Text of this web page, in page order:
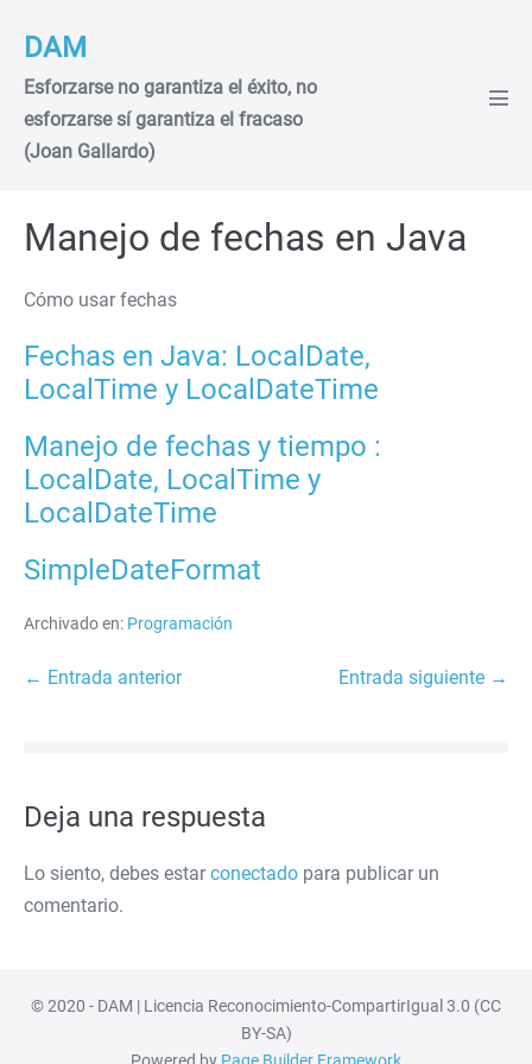
contenido
DAM
Esforzarse no garantiza el éxito, no
esforzarse sí garantiza el fracaso
(Joan Gallardo)
Manejo de fechas en Java
Cómo usar fechas
Fechas en Java: LocalDate,
LocalTime y LocalDateTime
Manejo de fechas y tiempo :
LocalDate, LocalTime y
LocalDateTime
SimpleDateFormat
Archivado en: Programación
Navegación
← Entrada anterior Entrada siguiente →
Deja una respuesta
Lo siento, debes estarconectado para publicar un
comentario.
© 2020 - DAM | Licencia Reconocimiento-CompartirIgual 3.0 (CC
BY-SA)